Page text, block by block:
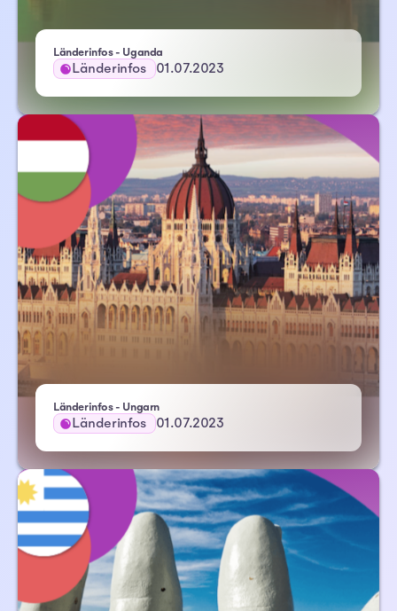
Länderinfos - Uganda
Länderinfos 01.07.2023
Länderinfos - Ungarn
Länderinfos 01.07.2023